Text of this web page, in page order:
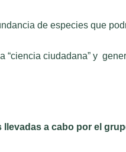
de especies que
“ciencia ciudadana” y
a cabo por el